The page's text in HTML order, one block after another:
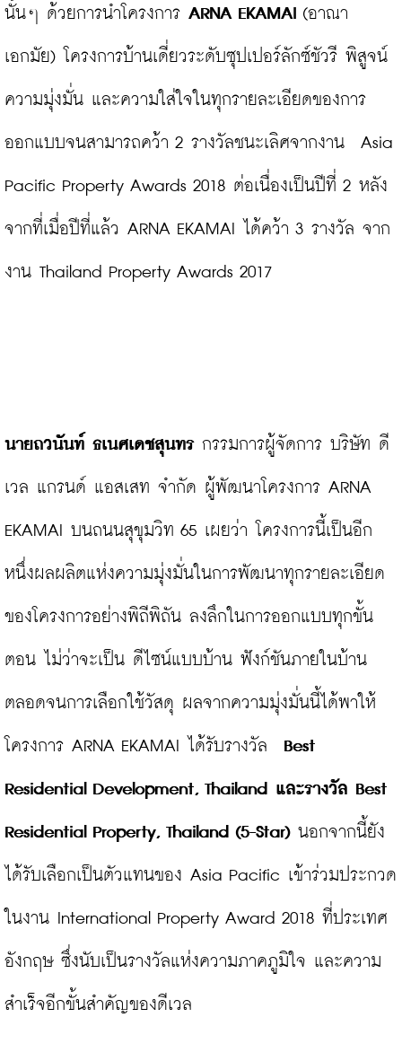
นั้นๆ ด้วยการนำโครงการ ARNA EKAMAI (อาณา
เอกมัย) โครงการบ้านเดี่ยวระดับซุปเปอร์ลักซ์ชัวรี พิสูจน์
ความมุ่งมั่น และความใส่ใจในทุกรายละเอียดของการ
ออกแบบจนสามารถคว้า 2 รางวัลชนะเลิศจากงาน  Asia
Pacific Property Awards 2018 ต่อเนื่องเป็นปีที่ 2 หลัง
จากที่เมื่อปีที่แล้ว ARNA EKAMAI ได้คว้า 3 รางวัล จาก
งาน Thailand Property Awards 2017
นายถวนันท์ ธเนศเดชสุนทร กรรมการผู้จัดการ บริษัท ดี
เวล แกรนด์ แอสเสท จำกัด ผู้พัฒนาโครงการ ARNA
EKAMAI บนถนนสุขุมวิท 65 เผยว่า โครงการนี้เป็นอีก
หนึ่งผลผลิตแห่งความมุ่งมั่นในการพัฒนาทุกรายละเอียด
ของโครงการอย่างพิถีพิถัน ลงลึกในการออกแบบทุกขั้น
ตอน ไม่ว่าจะเป็น ดีไซน์แบบบ้าน ฟังก์ชันภายในบ้าน
ตลอดจนการเลือกใช้วัสดุ ผลจากความมุ่งมั่นนี้ได้พาให้
โครงการ ARNA EKAMAI ได้รับรางวัล Best
Residential Development, Thailand และรางวัล Best
Residential Property, Thailand (5-Star) นอกจากนี้ยัง
ได้รับเลือกเป็นตัวแทนของ Asia Pacific เข้าร่วมประกวด
ในงาน International Property Award 2018 ที่ประเทศ
อังกฤษ ซึ่งนับเป็นรางวัลแห่งความภาคภูมิใจ และความ
สำเร็จอีกขั้นสำคัญของดีเวล